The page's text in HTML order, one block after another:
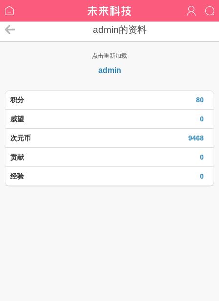
admin的资料
点击重新加载
admin
80
积分
0
威望
9468
次元币
0
贡献
0
经验